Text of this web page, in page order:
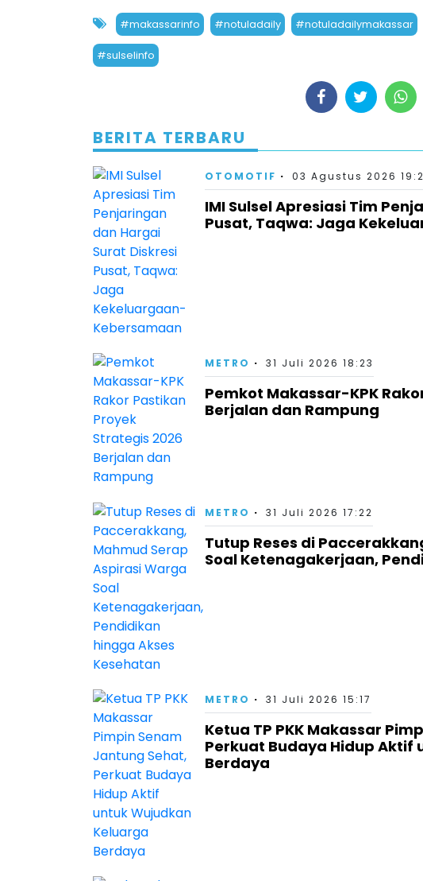
#makassarinfo #notuladaily #notuladailymakassar
#sulselinfo
BERITA TERBARU
OTOMOTIF 03 Agustus 2026
IMI Sulsel Apresiasi Tim
Pusat, Taqwa: Jaga
METRO 31 Juli 2026 18:23
Pemkot Makassar-KPK
Berjalan dan Rampung
METRO 31 Juli 2026 17:22
Tutup Reses di
Soal Ketenagakerjaan,
METRO 31 Juli 2026 15:17
Ketua TP PKK Makassar
Perkuat Budaya Hidup Aktif
Berdaya